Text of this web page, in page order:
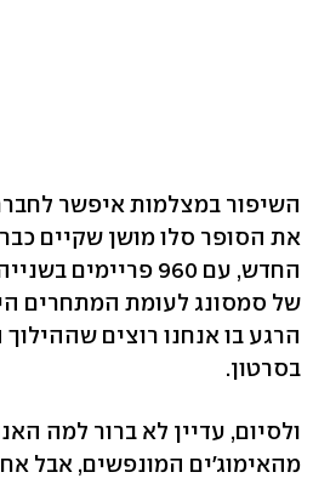
השיפור במצלמות איפשר
החדש, עם 960
של סמסונג לעומת המתחרים
הרגע בו אנחנו רוצים
בסרטון.
ולסיום, עדיין לא ברור למה
מהאימוג'ים המונפשים, אבל